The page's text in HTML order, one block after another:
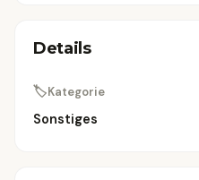
Details
🏷Kategorie
Sonstiges